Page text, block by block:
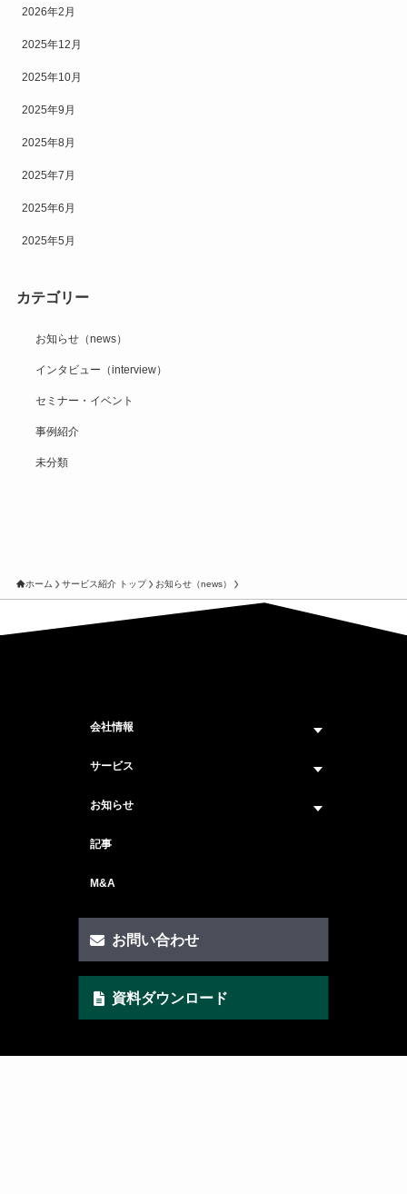
2026年2月
2025年12月
2025年10月
2025年9月
2025年8月
2025年7月
2025年6月
2025年5月
カテゴリー
お知らせ（news）
インタビュー（interview）
セミナー・イベント
事例紹介
未分類
ホーム サービス紹介 トップ お知らせ（news）
会社情報
企業情報トップ
サービス
サービス紹介 トップ
セキュリティ顧問サービス
脆弱性診断サービス
AI Securityサービス
お知らせ
ニュース トップ
記事
M&A
お問い合わせ
資料ダウンロード